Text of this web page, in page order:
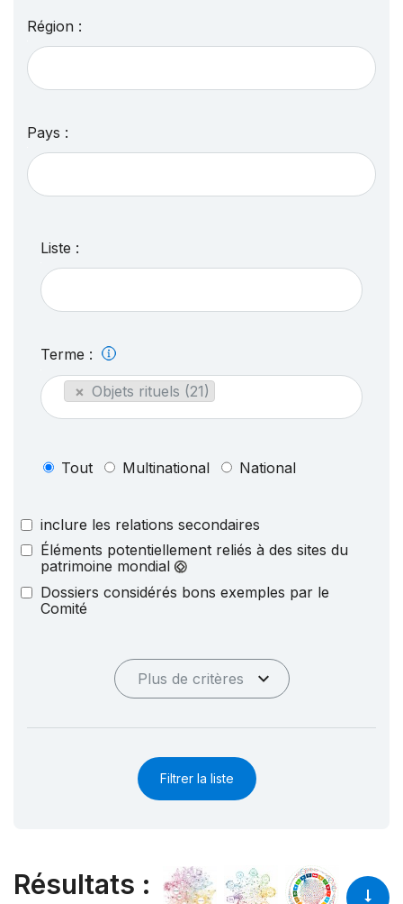
Région :
Pays :
Liste :
Terme :
× Objets rituels (21)
Tout Multinational National
inclure les relations secondaires
Éléments potentiellement reliés à des sites du
patrimoine mondial
Dossiers considérés bons exemples par le
Comité
Plus de critères
Filtrer la liste
Résultats :